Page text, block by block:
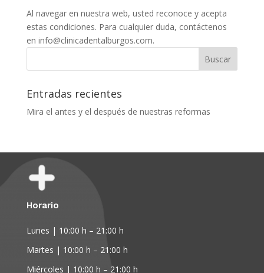
Al navegar en nuestra web, usted reconoce y acepta
estas condiciones. Para cualquier duda, contáctenos
en info@clinicadentalburgos.com.
Entradas recientes
Mira el antes y el después de nuestras reformas
Horario
Lunes | 10:00 h – 21:00 h
Martes | 10:00 h – 21:00 h
Miércoles | 10:00 h – 21:00 h